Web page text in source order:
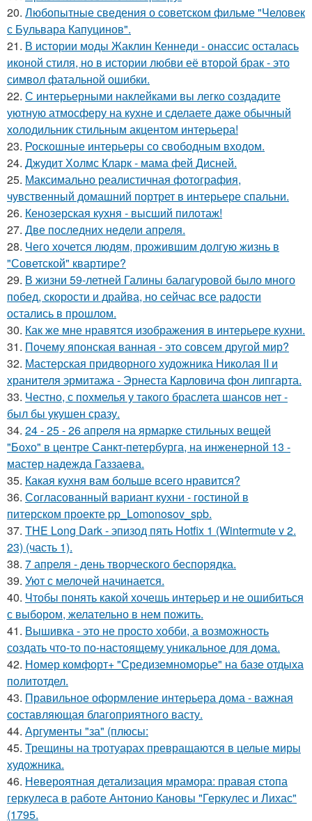
20. Любопытные сведения о советском фильме "Человек
с Бульвара Капуцинов".
21. В истории моды Жаклин Кеннеди - онассис осталась
иконой стиля, но в истории любви её второй брак - это
символ фатальной ошибки.
22. С интерьерными наклейками вы легко создадите
уютную атмосферу на кухне и сделаете даже обычный
холодильник стильным акцентом интерьера!
23. Роскошные интерьеры со свободным входом.
24. Джудит Холмс Кларк - мама фей Дисней.
25. Максимально реалистичная фотография,
чувственный домашний портрет в интерьере спальни.
26. Кенозерская кухня - высший пилотаж!
27. Две последних недели апреля.
28. Чего хочется людям, прожившим долгую жизнь в
"Советской" квартире?
29. В жизни 59-летней Галины балагуровой было много
побед, скорости и драйва, но сейчас все радости
остались в прошлом.
30. Как же мне нравятся изображения в интерьере кухни.
31. Почему японская ванная - это совсем другой мир?
32. Мастерская придворного художника Николая II и
хранителя эрмитажа - Эрнеста Карловича фон липгарта.
33. Честно, с похмелья у такого браслета шансов нет -
был бы укушен сразу.
34. 24 - 25 - 26 апреля на ярмарке стильных вещей
"Бохо" в центре Санкт-петербурга, на инженерной 13 -
мастер надежда Газзаева.
35. Какая кухня вам больше всего нравится?
36. Согласованный вариант кухни - гостиной в
питерском проекте pp_Lomonosov_spb.
37. THE Long Dark - эпизод пять Hotfix 1 (Wintermute v 2.
23) (часть 1).
38. 7 апреля - день творческого беспорядка.
39. Уют с мелочей начинается.
40. Чтобы понять какой хочешь интерьер и не ошибиться
с выбором, желательно в нем пожить.
41. Вышивка - это не просто хобби, а возможность
создать что-то по-настоящему уникальное для дома.
42. Номер комфорт+ "Средиземноморье" на базе отдыха
политотдел.
43. Правильное оформление интерьера дома - важная
составляющая благоприятного васту.
44. Аргументы "за" (плюсы:
45. Трещины на тротуарах превращаются в целые миры
художника.
46. Невероятная детализация мрамора: правая стопа
геркулеса в работе Антонио Кановы "Геркулес и Лихас"
(1795.